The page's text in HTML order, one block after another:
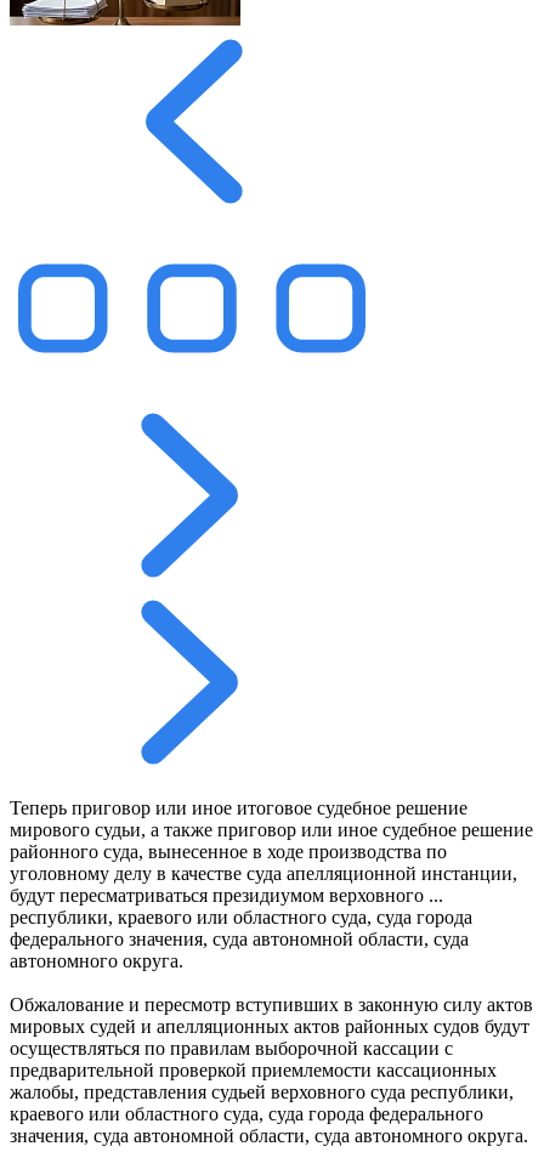
Теперь приговор или иное итоговое судебное решение
мирового судьи, а также приговор или иное судебное решение
районного суда, вынесенное в ходе производства по
уголовному делу в качестве суда апелляционной инстанции,
будут пересматриваться президиумом верховного ...
республики, краевого или областного суда, суда города
федерального значения, суда автономной области, суда
автономного округа.
Обжалование и пересмотр вступивших в законную силу актов
мировых судей и апелляционных актов районных судов будут
осуществляться по правилам выборочной кассации с
предварительной проверкой приемлемости кассационных
жалобы, представления судьей верховного суда республики,
краевого или областного суда, суда города федерального
значения, суда автономной области, суда автономного округа.